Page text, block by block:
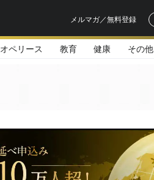
メルマガ／無料登録
オペリース 教育 健康 その他